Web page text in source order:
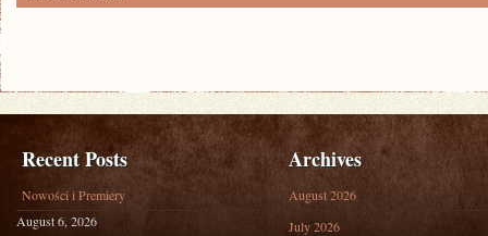
Recent Posts
Nowości i Premiery
August 6, 2026
Archives
August 2026
July 2026